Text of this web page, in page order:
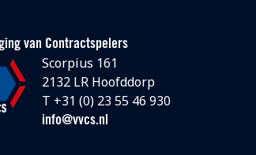
van Contractspelers
Scorpius 161
2132 LR Hoofddorp
T +31 (0) 23 55 46 930
info@vvcs.nl